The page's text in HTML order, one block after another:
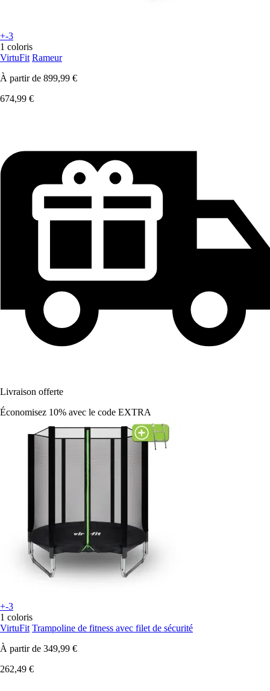
+-3
1 coloris
VirtuFit Rameur
À partir de 899,99 €
674,99 €
Livraison offerte
Économisez 10% avec le code EXTRA
+-3
1 coloris
VirtuFit Trampoline de fitness avec filet de sécurité
À partir de 349,99 €
262,49 €